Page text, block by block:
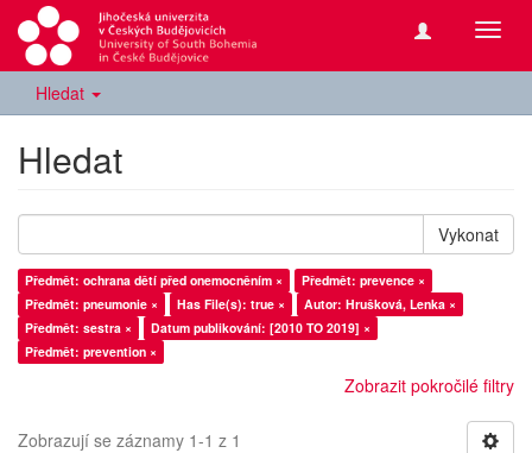
Hledat
Hledat
Vykonat
Předmět: ochrana dětí před onemocněním ×
Předmět: prevence ×
Předmět: pneumonie ×
Has File(s): true ×
Autor: Hrušková, Lenka ×
Předmět: sestra ×
Datum publikování: [2010 TO 2019] ×
Předmět: prevention ×
Zobrazit pokročilé filtry
Zobrazují se záznamy 1-1 z 1